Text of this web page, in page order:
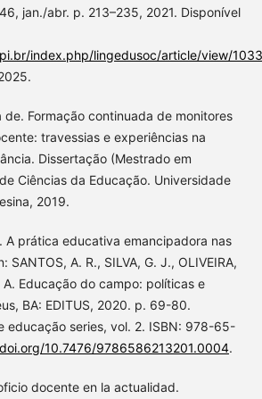
jan./abr. p. 213–235, 2021. Disponível
index.php/lingedusoc/article/view/1033
de. Formação continuada de monitores
travessias e experiências na
Dissertação (Mestrado em
Ciências da Educação. Universidade
2019.
A prática educativa emancipadora nas
SANTOS, A. R., SILVA, G. J., OLIVEIRA,
A. Educação do campo: políticas e
BA: EDITUS, 2020. p. 69-80.
educação series, vol. 2. ISBN: 978-65-
10.7476/9786586213201.0004.
docente en la actualidad.